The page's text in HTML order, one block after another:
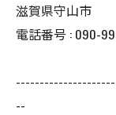
滋賀県守山市
電話番号 : 090-
--